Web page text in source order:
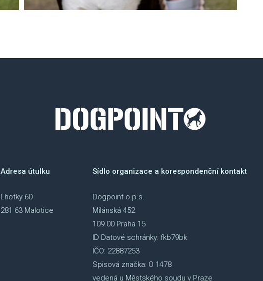
Adresa útulku
Lhotky 60
281 63 Malotice
Sídlo organizace a korespondenční kontakt
Dogpoint o.p.s.
Milánská 452
109 00 Praha 15
ID Datové schránky: fkb79bk
IČO: 22887253
Spisová značka: O 1478
vedená u Městského soudu v Praze